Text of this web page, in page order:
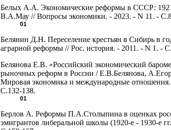
Белых А.А. Экономические реформы в СССР:
В.А.Мау // Вопросы экономики. - 2023. - N 11. -
01
Белянин Д.Н. Переселение крестьян в Сибирь в
аграрной реформы // Рос. история. - 2011. - N 1. -
Белянова Е.В. «Российский экономический
рыночных реформ в России / Е.В.Белянова,
Мировая экономика и международные
С.132-138.
01
Берлов А. Реформы П.А.Столыпина в оценках
эмигрантов либеральной школы (1920-е - 1930-е